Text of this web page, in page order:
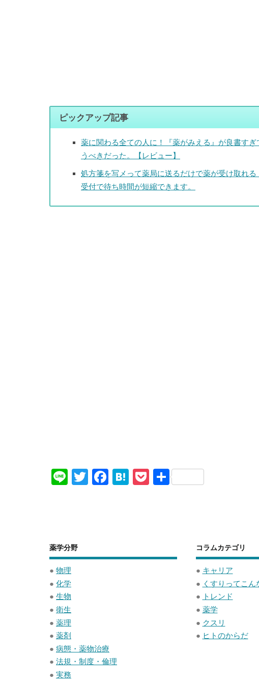
ピックアップ記事
薬に関わる全ての人に！『薬がみえる』が良書す
うべきだった。【レビュー】
処方箋を写メって薬局に送るだけで薬が受け取れ
受付で待ち時間が短縮できます。
Li
T
F
o
H
P 共
薬学分野
● 物理
● 化学
● 生物
● 衛生
● 薬理
● 薬剤
● 病態・薬物治療
● 法規・制度・倫理
● 実務
コラムカテゴリ
● キャリア
● くすりってこん
● トレンド
● 薬学
● クスリ
● ヒトのからだ